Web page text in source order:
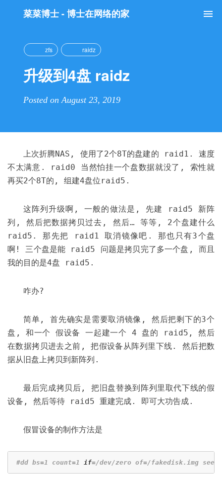
菜菜博士 - 博士在网络的家
zfs raidz
升级到4盘 raidz
Posted on August 23, 2019
上次折腾NAS, 使用了2个8T的盘建的 raid1. 速度
不太满意. raid0 当然怕挂一个盘数据就没了, 索性就
再买2个8T的, 组建4盘位raid5.
这阵列升级啊, 一般的做法是, 先建 raid5 新阵
列, 然后把数据拷贝过去, 然后… 等等, 2个盘建什么
raid5. 那先把 raid1 取消镜像吧. 那也只有3个盘
啊! 三个盘是能 raid5 问题是拷贝完了多一个盘, 而且
我的目的是4盘 raid5.
咋办?
简单, 首先确实是需要取消镜像, 然后把剩下的3个
盘, 和一个 假设备 一起建一个 4 盘的 raid5, 然后
在数据拷贝进去之前, 把假设备从阵列里下线. 然后把数
据从旧盘上拷贝到新阵列.
最后完成拷贝后, 把旧盘替换到阵列里取代下线的假
设备, 然后等待 raid5 重建完成. 即可大功告成.
假冒设备的制作方法是
#dd bs=1 count=1 if=/dev/zero of=/fakedisk.img